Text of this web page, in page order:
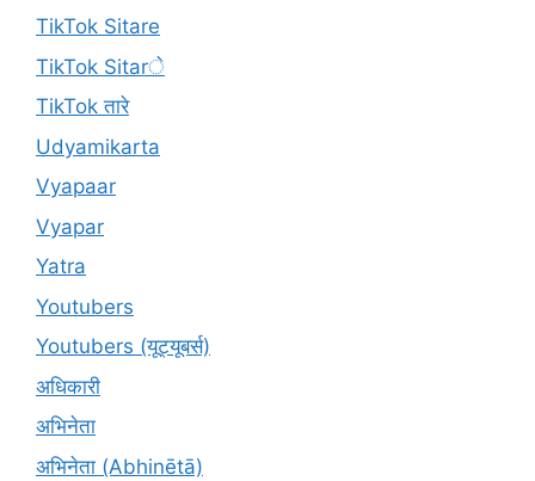
TikTok Sitare
TikTok Sitarे
TikTok तारे
Udyamikarta
Vyapaar
Vyapar
Yatra
Youtubers
Youtubers (यूट्यूबर्स)
अधिकारी
अभिनेता
अभिनेता (Abhinētā)